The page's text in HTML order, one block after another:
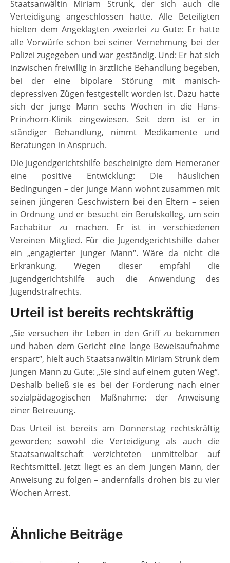
Staatsanwältin Miriam Strunk, der sich auch die
Verteidigung angeschlossen hatte. Alle Beteiligten
hielten dem Angeklagten zweierlei zu Gute: Er hatte
alle Vorwürfe schon bei seiner Vernehmung bei der
Polizei zugegeben und war geständig. Und: Er hat sich
inzwischen freiwillig in ärztliche Behandlung begeben,
bei der eine bipolare Störung mit manisch-
depressiven Zügen festgestellt worden ist. Dazu hatte
sich der junge Mann sechs Wochen in die Hans-
Prinzhorn-Klinik eingewiesen. Seit dem ist er in
ständiger Behandlung, nimmt Medikamente und
Beratungen in Anspruch.
Die Jugendgerichtshilfe bescheinigte dem Hemeraner
eine positive Entwicklung: Die häuslichen
Bedingungen – der junge Mann wohnt zusammen mit
seinen jüngeren Geschwistern bei den Eltern – seien
in Ordnung und er besucht ein Berufskolleg, um sein
Fachabitur zu machen. Er ist in verschiedenen
Vereinen Mitglied. Für die Jugendgerichtshilfe daher
ein „engagierter junger Mann“. Wäre da nicht die
Erkrankung. Wegen dieser empfahl die
Jugendgerichtshilfe auch die Anwendung des
Jugendstrafrechts.
Urteil ist bereits rechtskräftig
„Sie versuchen ihr Leben in den Griff zu bekommen
und haben dem Gericht eine lange Beweisaufnahme
erspart“, hielt auch Staatsanwältin Miriam Strunk dem
jungen Mann zu Gute: „Sie sind auf einem guten Weg“.
Deshalb beließ sie es bei der Forderung nach einer
sozialpädagogischen Maßnahme: der Anweisung
einer Betreuung.
Das Urteil ist bereits am Donnerstag rechtskräftig
geworden; sowohl die Verteidigung als auch die
Staatsanwaltschaft verzichteten unmittelbar auf
Rechtsmittel. Jetzt liegt es an dem jungen Mann, der
Anweisung zu folgen – andernfalls drohen bis zu vier
Wochen Arrest.
Ähnliche Beiträge